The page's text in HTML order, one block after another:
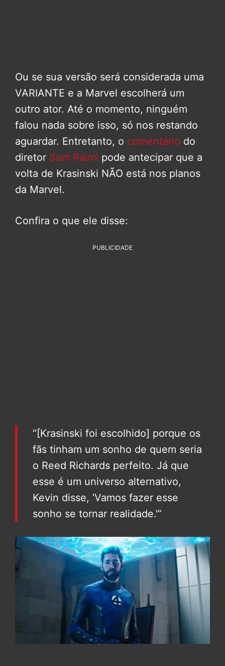
Ou se sua versão será considerada uma
VARIANTE e a Marvel escolherá um
outro ator. Até o momento, ninguém
falou nada sobre isso, só nos restando
aguardar. Entretanto, o comentário do
diretor Sam Raimi pode antecipar que a
volta de Krasinski NÃO está nos planos
da Marvel.
Confira o que ele disse:
PUBLICIDADE
“[Krasinski foi escolhido] porque os
fãs tinham um sonho de quem seria
o Reed Richards perfeito. Já que
esse é um universo alternativo,
Kevin disse, ‘Vamos fazer esse
sonho se tornar realidade.'”